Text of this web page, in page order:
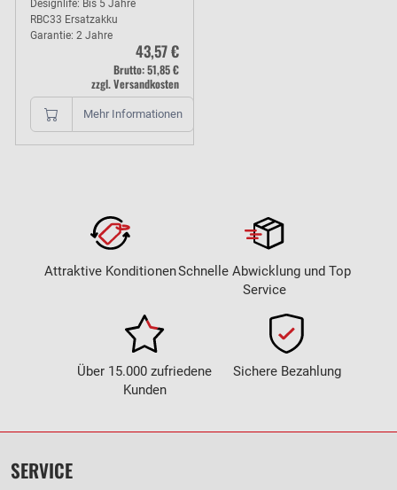
Designlife: Bis 5 Jahre
RBC33 Ersatzakku
Garantie: 2 Jahre
43,57 €
Brutto: 51,85 €
zzgl. Versandkosten
Mehr Informationen
Attraktive KonditionenSchnelle Abwicklung und Top
Service
Über 15.000 zufriedene
Kunden
Sichere Bezahlung
SERVICE